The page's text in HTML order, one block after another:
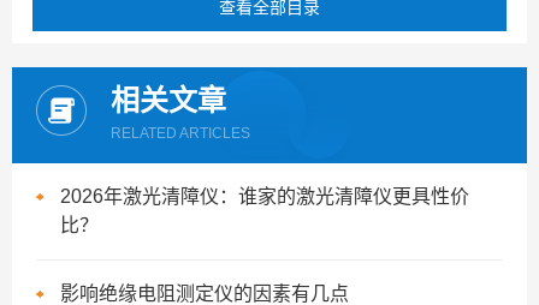
查看全部目录
相关文章
RELATED ARTICLES
2026年激光清障仪：谁家的激光清障仪更具性价
比？
影响绝缘电阻测定仪的因素有几点